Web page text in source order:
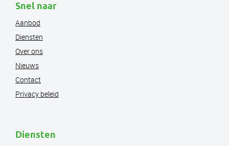
Snel naar
Aanbod
Diensten
Over ons
Nieuws
Contact
Privacy beleid
Diensten